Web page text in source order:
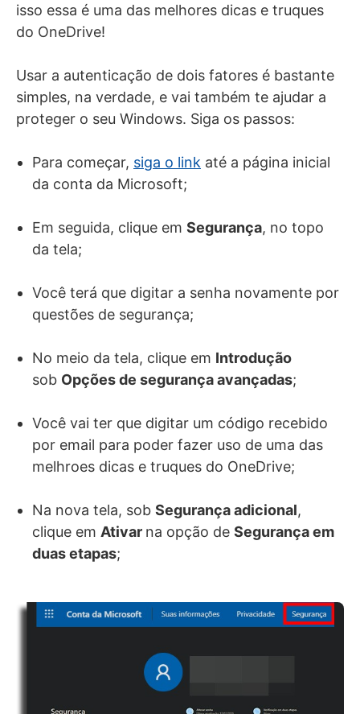
isso essa é uma das melhores dicas e truques
do OneDrive!
Usar a autenticação de dois fatores é bastante
simples, na verdade, e vai também te ajudar a
proteger o seu Windows. Siga os passos:
Para começar, siga o link até a página inicial
da conta da Microsoft;
Em seguida, clique em Segurança, no topo
da tela;
Você terá que digitar a senha novamente por
questões de segurança;
No meio da tela, clique em Introdução
sob Opções de segurança avançadas;
Você vai ter que digitar um código recebido
por email para poder fazer uso de uma das
melhroes dicas e truques do OneDrive;
Na nova tela, sob Segurança adicional,
clique em Ativar na opção de Segurança em
duas etapas;